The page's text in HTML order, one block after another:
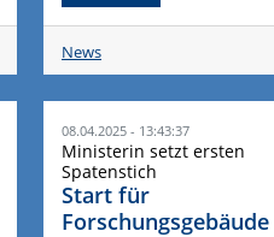
News
08.04.2025 - 13:43:37
Ministerin setzt ersten
Spatenstich
Start für
Forschungsgebäude